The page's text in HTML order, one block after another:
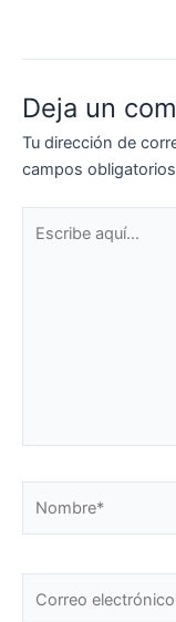
Deja un
Tu dirección de
campos
aquí...
electrónico*